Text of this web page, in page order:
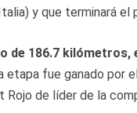
y que terminará el
de 186.7 kilómetros,
etapa fue ganado por
Rojo de líder de la